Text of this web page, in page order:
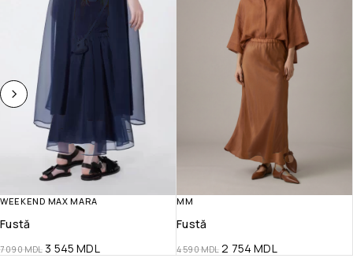
WEEKEND MAX MARA
Fustă
7 090MDL 3 545MDL
MM
Fustă
4 590MDL 2 754MDL